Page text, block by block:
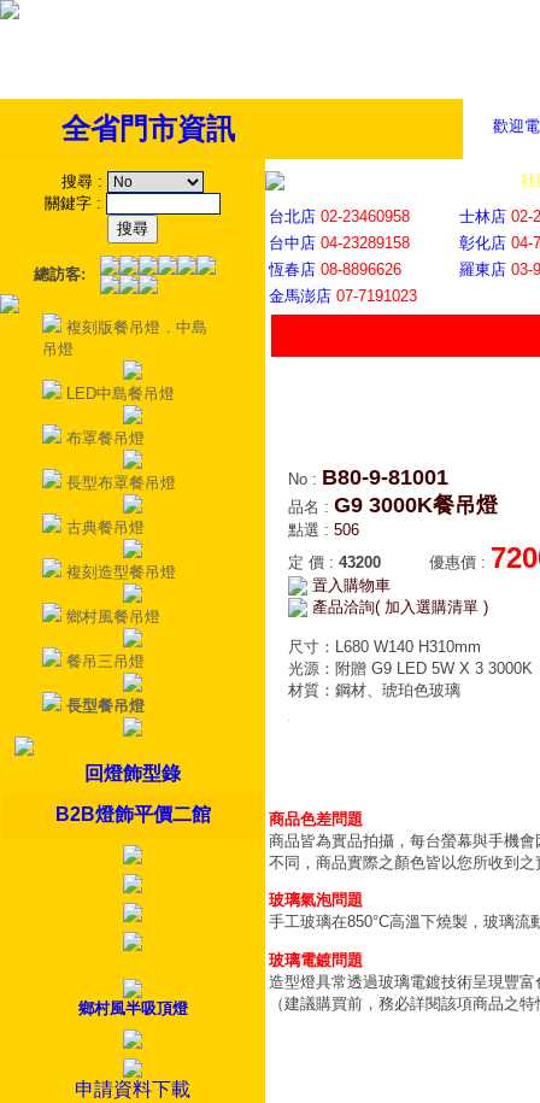
歡迎
全省門市資訊
搜尋 :
關鍵字 :
總訪客:
複刻版餐吊燈．中島
吊燈
LED中島餐吊燈
布罩餐吊燈
長型布罩餐吊燈
古典餐吊燈
複刻造型餐吊燈
鄉村風餐吊燈
餐吊三吊燈
長型餐吊燈
回燈飾型錄
B2B燈飾平價二館
鄉村風半吸頂燈
申請資料下載
社
台北店 02-23460958 士林店 02-
台中店 04-23289158 彰化店 04-
恆春店 08-8896626 羅東店 03-
金馬澎店 07-7191023
No : B80-9-81001
品名 : G9 3000K餐吊燈
點選 : 506
定 價 : 43200 優惠價 :
置入購物車
產品洽詢( 加入選購清單 )
尺寸：L680 W140 H310mm
光源：附贈 G9 LED 5W X 3 3000K
材質：鋼材、琥珀色玻璃
商品色差問題
商品皆為實品拍攝，每台螢幕與手機
不同，商品實際之顏色皆以您所收到之
玻璃氣泡問題
手工玻璃在850°C高溫下燒製，玻璃
玻璃電鍍問題
造型燈具常透過玻璃電鍍技術呈現豐
（建議購買前，務必詳閱該項商品之